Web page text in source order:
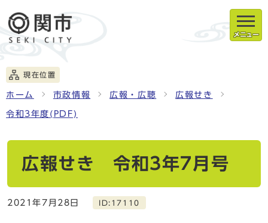
メニュー
現在位置
ホーム 市政情報 広報・広聴 広報せき
令和3年度(PDF)
広報せき 令和3年7月号
2021年7月28日 ID:17110